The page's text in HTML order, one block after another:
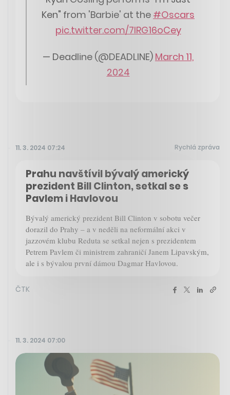
Ken" from 'Barbie' at the #Oscars
pic.twitter.com/7IRG16oCey
— Deadline (@DEADLINE) March 11,
2024
11. 3. 2024 07:24 Rychlá zpráva
Prahu navštívil bývalý americký
prezident Bill Clinton, setkal se s
Pavlem i Havlovou
Bývalý americký prezident Bill Clinton v sobotu večer
dorazil do Prahy – a v neděli na neformální akci v
jazzovém klubu Reduta se setkal nejen s prezidentem
Petrem Pavlem či ministrem zahraničí Janem Lipavským,
ale i s bývalou první dámou Dagmar Havlovou.
ČTK
11. 3. 2024 07:00